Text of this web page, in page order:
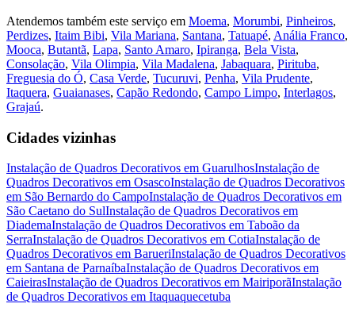
Atendemos também este serviço em Moema, Morumbi, Pinheiros,
Perdizes, Itaim Bibi, Vila Mariana, Santana, Tatuapé, Anália Franco,
Mooca, Butantã, Lapa, Santo Amaro, Ipiranga, Bela Vista,
Consolação, Vila Olimpia, Vila Madalena, Jabaquara, Pirituba,
Freguesia do Ó, Casa Verde, Tucuruvi, Penha, Vila Prudente,
Itaquera, Guaianases, Capão Redondo, Campo Limpo, Interlagos,
Grajaú.
Cidades vizinhas
Instalação de Quadros Decorativos em GuarulhosInstalação de
Quadros Decorativos em OsascoInstalação de Quadros Decorativos
em São Bernardo do CampoInstalação de Quadros Decorativos em
São Caetano do SulInstalação de Quadros Decorativos em
DiademaInstalação de Quadros Decorativos em Taboão da
SerraInstalação de Quadros Decorativos em CotiaInstalação de
Quadros Decorativos em BarueriInstalação de Quadros Decorativos
em Santana de ParnaíbaInstalação de Quadros Decorativos em
CaieirasInstalação de Quadros Decorativos em MairiporãInstalação
de Quadros Decorativos em Itaquaquecetuba